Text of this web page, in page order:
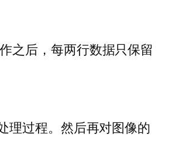
之后，每两行数据只保留
理过程。然后再对图像的